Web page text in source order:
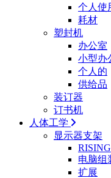
个人使
耗材
塑封机
办公室
小型办
个人的
供给品
装订器
订书机
人体工学
显示器支架
RISING
电脑组
扩展